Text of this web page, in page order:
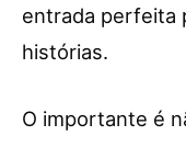
entrada perfeita
histórias.
O importante é